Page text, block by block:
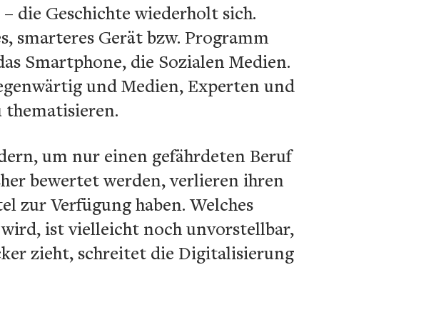
die Geschichte wiederholt sich.
smarteres Gerät bzw. Programm
Smartphone, die Sozialen Medien.
und Medien, Experten und
um nur einen gefährdeten Beruf
bewertet werden, verlieren ihren
zur Verfügung haben. Welches
ist vielleicht noch unvorstellbar,
zieht, schreitet die Digitalisierung